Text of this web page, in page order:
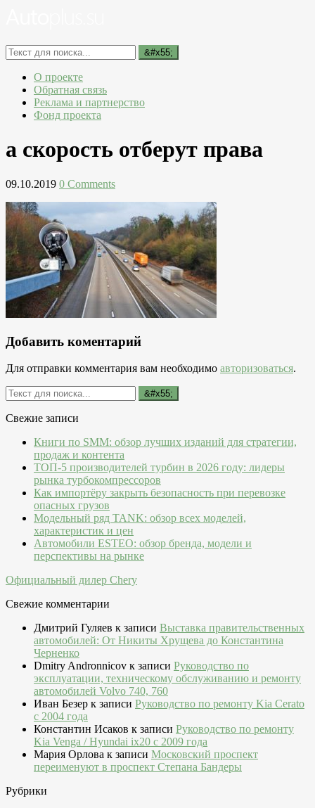
О проекте
Обратная связь
Реклама и партнерство
Фонд проекта
а скорость отберут права
09.10.2019 0 Comments
Добавить коментарий
Для отправки комментария вам необходимо авторизоваться.
Свежие записи
Книги по SMM: обзор лучших изданий для стратегии,
продаж и контента
ТОП-5 производителей турбин в 2026 году: лидеры
рынка турбокомпрессоров
Как импортёру закрыть безопасность при перевозке
опасных грузов
Модельный ряд TANK: обзор всех моделей,
характеристик и цен
Автомобили ESTEO: обзор бренда, модели и
перспективы на рынке
Официальный дилер Chery
Свежие комментарии
Дмитрий Гуляев к записи Выставка правительственных
автомобилей: От Никиты Хрущева до Константина
Черненко
Dmitry Andronnicov к записи Руководство по
эксплуатации, техническому обслуживанию и ремонту
автомобилей Volvo 740, 760
Иван Безер к записи Руководство по ремонту Kia Cerato
c 2004 года
Константин Исаков к записи Руководство по ремонту
Kia Venga / Hyundai ix20 c 2009 года
Мария Орлова к записи Московский проспект
переименуют в проспект Степана Бандеры
Рубрики